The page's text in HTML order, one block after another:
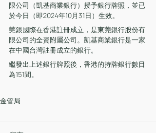
限公司（凱基商業銀行）授予銀行牌照，並已
於今日（即2024年10月31日）生效。
莞銀國際在香港註冊成立，是東莞銀行股份有
限公司的全資附屬公司。凱基商業銀行是一家
在中國台灣註冊成立的銀行。
繼發出上述銀行牌照後，香港的持牌銀行數目
為151間。
金管局